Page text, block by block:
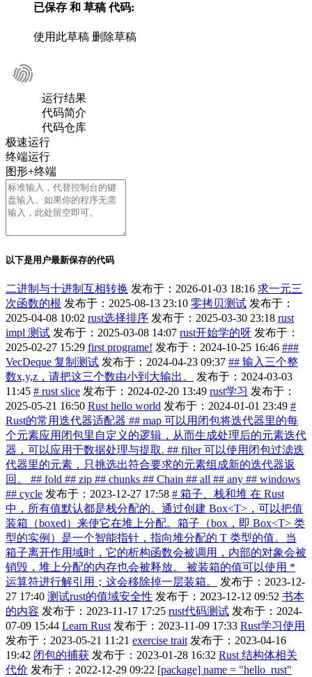
已保存 和 草稿代码:
使用此草稿 删除草稿
运行结果
代码简介
代码仓库
极速运行
终端运行
图形+终端
以下是用户最新保存的代码
二进制与十进制互相转换 发布于：2026-01-03 18:16 求一元三
次函数的根 发布于：2025-08-13 23:10 零拷贝测试 发布于：
2025-04-08 10:02 rust选择排序 发布于：2025-03-30 23:18 rust
impl 测试 发布于：2025-03-08 14:07 rust开始学的呀 发布于：
2025-02-27 15:29 first programe! 发布于：2024-10-25 16:46 ###
VecDeque 复制测试 发布于：2024-04-23 09:37 ## 输入三个整
数x,y,z，请把这三个数由小到大输出。
发布于：2024-03-03
11:45 # rust slice 发布于：2024-02-20 13:49 rust学习 发布于：
2025-05-21 16:50 Rust hello world 发布于：2024-01-01 23:49 #
Rust的常用迭代器适配器 ## map 可以用闭包将迭代器里的每
个元素应用闭包里自定义的逻辑，从而生成处理后的元素迭代
器，可以应用于数据处理与提取. ## filter 可以使用闭包过滤迭
代器里的元素，只挑选出符合要求的元素组成新的迭代器返
回。 ## fold ## zip ## chunks ## Chain ## all ## any ## windows
## cycle 发布于：2023-12-27 17:58 # 箱子、栈和堆 在 Rust
中，所有值默认都是栈分配的。通过创建 Box<T>，可以把值
装箱（boxed）来使它在堆上分配。箱子（box，即 Box<T> 类
型的实例）是一个智能指针，指向堆分配的 T 类型的值。当
箱子离开作用域时，它的析构函数会被调用，内部的对象会被
销毁，堆上分配的内存也会被释放。 被装箱的值可以使用 *
运算符进行解引用；这会移除掉一层装箱。
发布于：2023-12-
27 17:40 测试rust的值域安全性 发布于：2023-12-12 09:52 书本
的内容 发布于：2023-11-17 17:25 rust代码测试 发布于：2024-
07-09 15:44 Learn Rust 发布于：2023-11-09 17:33 Rust学习使用
发布于：2023-05-21 11:21 exercise trait 发布于：2023-04-16
19:42 闭包的捕获 发布于：2023-01-28 16:32 Rust 结构体相关
代价 发布于：2022-12-29 09:22 [package] name = "hello_rust"